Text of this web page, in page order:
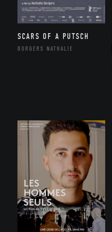
SCARS OF A PUTSCH
BORGERS NATHALIE